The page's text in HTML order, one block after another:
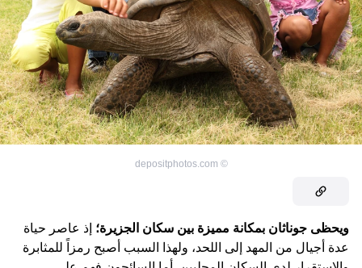
©
depositphotos.com
ويحظى جوناثان بمكانة مميزة بين سكان الجزيرة؛ إذ عاصر حياة
عدة أجيال من المهد إلى اللحد، ولهذا السبب أصبح رمزاً للمثابرة